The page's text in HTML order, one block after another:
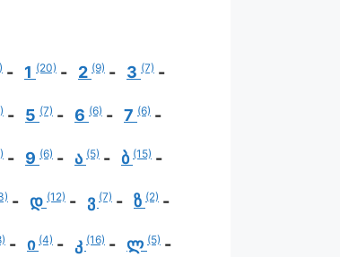
1 (20) 2 (9) 3 (7)
5 (7) 6 (6) 7 (6)
9 (6) ა (5) ბ (15)
დ (12) ვ (7) ზ (2)
ი (4) კ (16) ლ (5)